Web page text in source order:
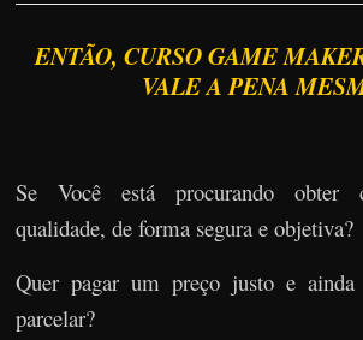
ENTÃO, CURSO GAME
VALE A PENA
Se Você está procurando obter
qualidade, de forma segura e objetiva?
Quer pagar um preço justo e
parcelar?